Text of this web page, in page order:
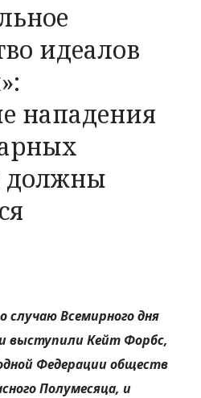
идеалов
нападения
должны
случаю Всемирного дня
выступили Кейт Форбс,
Федерации обществ
Полумесяца, и